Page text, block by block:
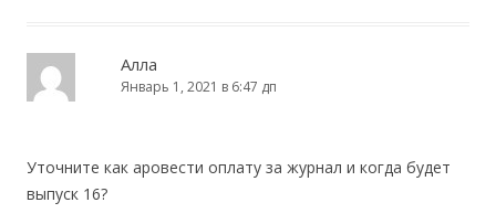
Алла
Январь 1, 2021 в 6:47 дп
Уточните как аровести оплату за журнал и когда будет
выпуск 16?